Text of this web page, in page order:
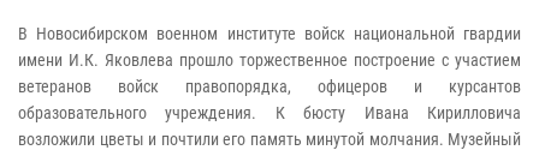
В Новосибирском военном институте войск национальной гвардии
имени И.К. Яковлева прошло торжественное построение с участием
ветеранов войск правопорядка, офицеров и курсантов
образовательного учреждения. К бюсту Ивана Кирилловича
возложили цветы и почтили его память минутой молчания. Музейный